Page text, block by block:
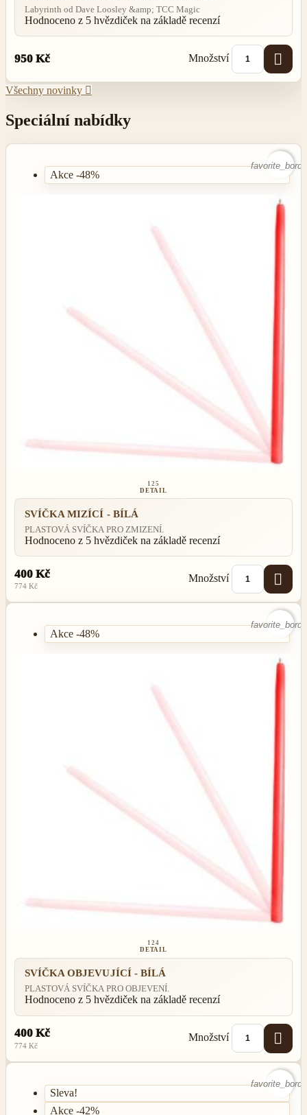
Labyrinth od Dave Loosley &amp; TCC Magic
Hodnoceno z 5 hvězdiček na základě recenzí
950 Kč Množství 
Všechny novinky 
Speciální nabídky
Akce -48%
125
DETAIL
SVÍČKA MIZÍCÍ - BÍLÁ
PLASTOVÁ SVÍČKA PRO ZMIZENÍ.
Hodnoceno z 5 hvězdiček na základě recenzí
400 Kč
774 Kč
Množství 
Akce -48%
124
DETAIL
SVÍČKA OBJEVUJÍCÍ - BÍLÁ
PLASTOVÁ SVÍČKA PRO OBJEVENÍ.
Hodnoceno z 5 hvězdiček na základě recenzí
400 Kč
774 Kč
Množství 
Sleva!
Akce -42%